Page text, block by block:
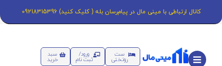
کانال ارتباطی با مینی مال در پیام‌رسان بله ( کلیک کنید) 09218315396
ست
روتختی
ورود/
ثبت نام
سبد
خرید